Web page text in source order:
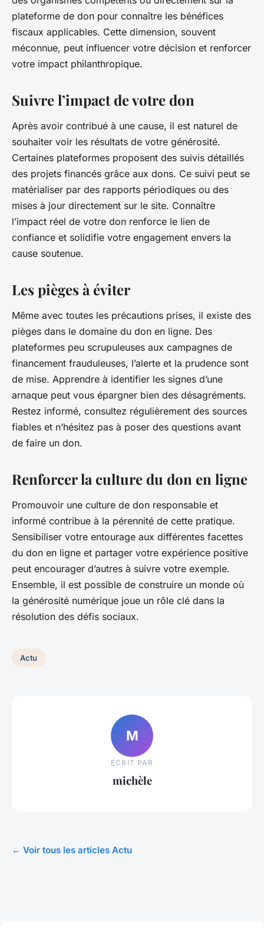
plateforme de don pour connaître les bénéfices
fiscaux applicables. Cette dimension, souvent
méconnue, peut influencer votre décision et renforcer
votre impact philanthropique.
Suivre l’impact de votre don
Après avoir contribué à une cause, il est naturel de
souhaiter voir les résultats de votre générosité.
Certaines plateformes proposent des suivis détaillés
des projets financés grâce aux dons. Ce suivi peut se
matérialiser par des rapports périodiques ou des
mises à jour directement sur le site. Connaître
l’impact réel de votre don renforce le lien de
confiance et solidifie votre engagement envers la
cause soutenue.
Les pièges à éviter
Même avec toutes les précautions prises, il existe des
pièges dans le domaine du don en ligne. Des
plateformes peu scrupuleuses aux campagnes de
financement frauduleuses, l’alerte et la prudence sont
de mise. Apprendre à identifier les signes d’une
arnaque peut vous épargner bien des désagréments.
Restez informé, consultez régulièrement des sources
fiables et n’hésitez pas à poser des questions avant
de faire un don.
Renforcer la culture du don en ligne
Promouvoir une culture de don responsable et
informé contribue à la pérennité de cette pratique.
Sensibiliser votre entourage aux différentes facettes
du don en ligne et partager votre expérience positive
peut encourager d’autres à suivre votre exemple.
Ensemble, il est possible de construire un monde où
la générosité numérique joue un rôle clé dans la
résolution des défis sociaux.
Actu
M
ECRIT PAR
michèle
← Voir tous les articles Actu